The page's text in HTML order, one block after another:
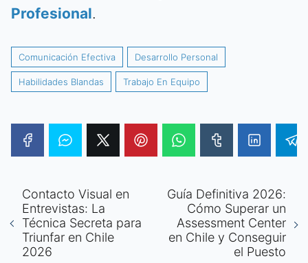
Profesional.
Comunicación Efectiva Desarrollo Personal
Habilidades Blandas Trabajo En Equipo
Contacto Visual en
Entrevistas: La
Técnica Secreta para
Triunfar en Chile
2026
Guía Definitiva 2026:
Cómo Superar un
Assessment Center
en Chile y Conseguir
el Puesto